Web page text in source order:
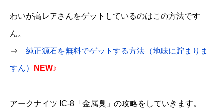
わいが高レアさんをゲットしているのはこの方法です
ん。
⇒ 純正源石を無料でゲットする方法（地味に貯まりま
すん） NEW♪
アークナイツ IC-8「金属臭」の攻略をしていきます。